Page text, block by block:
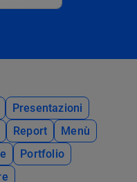
Presentazioni
Report
Menù
Portfolio